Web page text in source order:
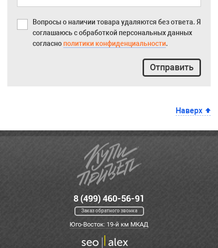
Вопросы о наличии товара удаляются без ответа. Я
соглашаюсь с обработкой персональных данных
согласно политики конфиденциальности.
Отправить
Наверх
8 (499) 460-56-91
Заказ обратного звонка
Юго-Восток: 19-й км МКАД